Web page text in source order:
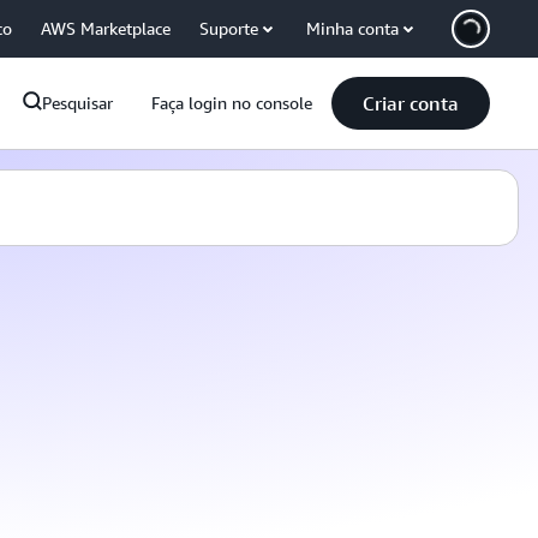
AWS Marketplace Suporte Minha conta
Pesquisar Faça login no console Criar conta